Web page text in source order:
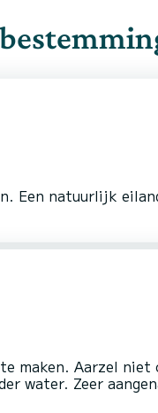
Een natuurlijk
maken. Aarzel niet
water. Zeer